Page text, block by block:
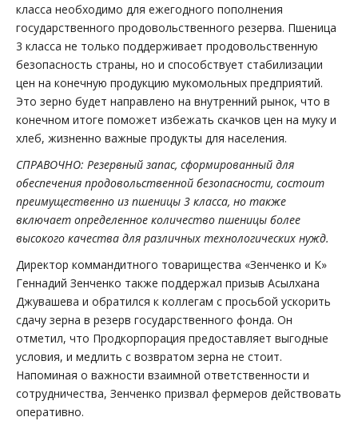
класса необходимо для ежегодного пополнения
государственного продовольственного резерва. Пшеница
3 класса не только поддерживает продовольственную
безопасность страны, но и способствует стабилизации
цен на конечную продукцию мукомольных предприятий.
Это зерно будет направлено на внутренний рынок, что в
конечном итоге поможет избежать скачков цен на муку и
хлеб, жизненно важные продукты для населения.
СПРАВОЧНО: Резервный запас, сформированный для
обеспечения продовольственной безопасности, состоит
преимущественно из пшеницы 3 класса, но также
включает определенное количество пшеницы более
высокого качества для различных технологических нужд.
Директор коммандитного товарищества «Зенченко и К»
Геннадий Зенченко также поддержал призыв Асылхана
Джувашева и обратился к коллегам с просьбой ускорить
сдачу зерна в резерв государственного фонда. Он
отметил, что Продкорпорация предоставляет выгодные
условия, и медлить с возвратом зерна не стоит.
Напоминая о важности взаимной ответственности и
сотрудничества, Зенченко призвал фермеров действовать
оперативно.